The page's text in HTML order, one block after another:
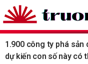
1.900 công ty phá sản
dự kiến con số này có